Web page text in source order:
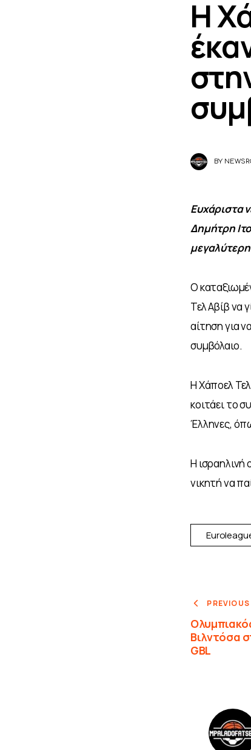
Η
BY
Ευχάριστα
Δημήτρη
Ο
Τελ Αβίβ να
αίτηση για
συμβόλαιο.
Η Χάποελ
κοιτάει το
Έλληνες,
Η ισραηλινή
νικητή να
PREVIOUS
Βιλντόσα
GBL